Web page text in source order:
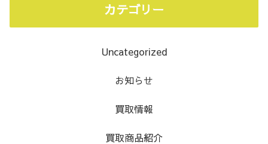
カテゴリー
Uncategorized
お知らせ
買取情報
買取商品紹介